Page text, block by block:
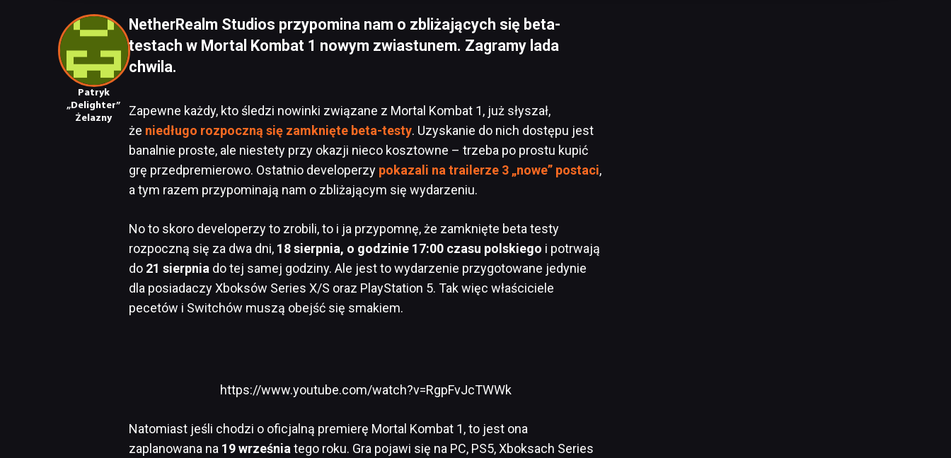
Patryk
„Delighter”
Żelazny
NetherRealm Studios przypomina nam o zbliżających się beta-
testach w Mortal Kombat 1 nowym zwiastunem. Zagramy lada
chwila.
Zapewne każdy, kto śledzi nowinki związane z Mortal Kombat 1, już słyszał,
że niedługo rozpoczną się zamknięte beta-testy. Uzyskanie do nich dostępu jest
banalnie proste, ale niestety przy okazji nieco kosztowne – trzeba po prostu kupić
grę przedpremierowo. Ostatnio developerzy pokazali na trailerze 3 „nowe” postaci,
a tym razem przypominają nam o zbliżającym się wydarzeniu.
No to skoro developerzy to zrobili, to i ja przypomnę, że zamknięte beta testy
rozpoczną się za dwa dni, 18 sierpnia, o godzinie 17:00 czasu polskiego i potrwają
do 21 sierpnia do tej samej godziny. Ale jest to wydarzenie przygotowane jedynie
dla posiadaczy Xboksów Series X/S oraz PlayStation 5. Tak więc właściciele
pecetów i Switchów muszą obejść się smakiem.
https://www.youtube.com/watch?v=RgpFvJcTWWk
Natomiast jeśli chodzi o oficjalną premierę Mortal Kombat 1, to jest ona
zaplanowana na 19 września tego roku. Gra pojawi się na PC, PS5, Xboksach Series